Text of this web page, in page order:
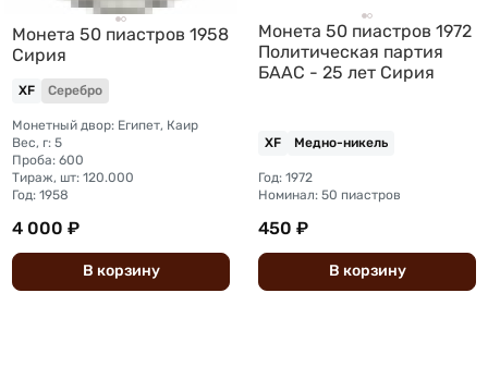
Монета 50 пиастров 1958
Сирия
XF Серебро
Монетный двор: Египет, Каир
Вес, г: 5
Проба: 600
Тираж, шт: 120.000
Год: 1958
4 000 ₽
В корзину
Монета 50 пиастров 1972
Политическая партия
БААС - 25 лет Сирия
XF Медно-никель
Год: 1972
Номинал: 50 пиастров
450 ₽
В корзину